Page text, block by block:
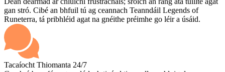
gan stró. Cibé an bhfuil tú ag ceannach Teanndáil Legends of
Runeterra, tá pribhléid agat na gnéithe préimhe go léir a úsáid.
Tacaíocht Thiomanta 24/7